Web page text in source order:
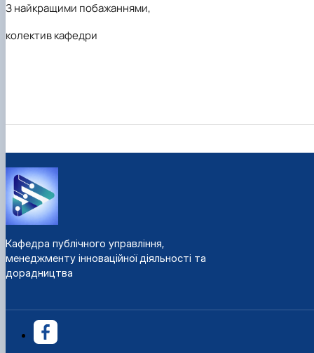
З найкращими побажаннями,
колектив кафедри
Кафедра публічного управління,
менеджменту інноваційної діяльності та
дорадництва